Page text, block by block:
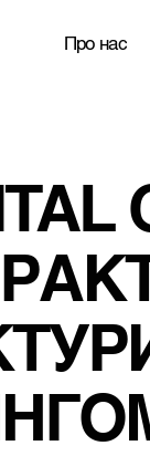
Про нас